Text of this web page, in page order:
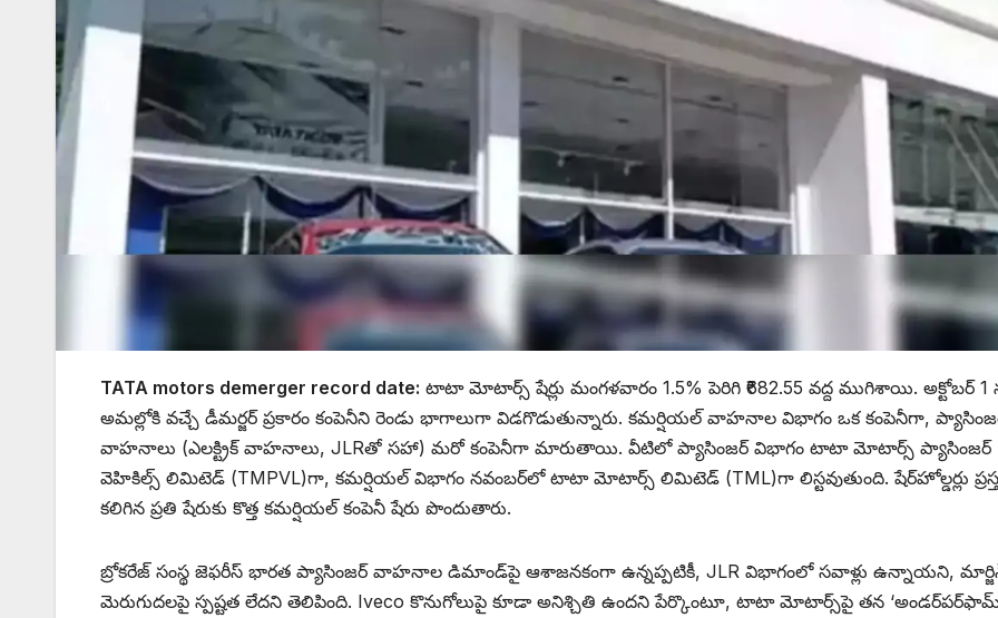
TATA motors demerger record date: టాటా మోటార్స్‌ షేర్లు మంగళవారం 1.5% పెరిగి ₹682.55 వద్ద ముగిశాయి. అక్టోబర్‌ 1
అమల్లోకి వచ్చే డీమర్జర్‌ ప్రకారం కంపెనీని రెండు భాగాలుగా విడగొడుతున్నారు. కమర్షియల్‌ వాహనాల విభాగం ఒక కంపెనీగా,
వాహనాలు (ఎలక్ట్రిక్‌ వాహనాలు, JLRతో సహా) మరో కంపెనీగా మారుతాయి. వీటిలో ప్యాసింజర్‌ విభాగం టాటా మోటార్స్ ప్యాసింజర్
వెహికిల్స్ లిమిటెడ్ (TMPVL)గా, కమర్షియల్‌ విభాగం నవంబర్‌లో టాటా మోటార్స్ లిమిటెడ్ (TML)గా లిస్టవుతుంది. షేర్‌హోల్డర్లు
కలిగిన ప్రతి షేరుకు కొత్త కమర్షియల్‌ కంపెనీ షేరు పొందుతారు.
బ్రోకరేజ్‌ సంస్థ జెఫరీస్‌ భారత ప్యాసింజర్‌ వాహనాల డిమాండ్‌పై ఆశాజనకంగా ఉన్నప్పటికీ, JLR విభాగంలో సవాళ్లు ఉన్నాయని,
మెరుగుదలపై స్పష్టత లేదని తెలిపింది. Iveco కొనుగోలుపై కూడా అనిశ్చితి ఉందని పేర్కొంటూ, టాటా మోటార్స్‌పై తన